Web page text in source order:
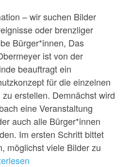
– wir suchen Bilder
oder brenzliger
Bürger*innen, Das
ist von der
beauftragt ein
für die einzelnen
erstellen. Demnächst wird
eine Veranstaltung
auch alle Bürger*innen
Im ersten Schritt bittet
möglichst viele Bilder zu